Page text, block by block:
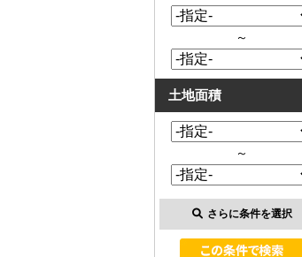
～
土地面積
～
さらに条件を選択